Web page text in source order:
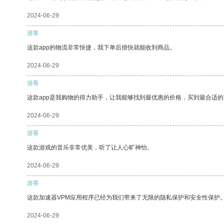
2024-06-29
游客
这款app的物流非常快捷，我下单后很快就能收到商品。
2024-06-29
游客
这款app是我购物的得力助手，让我能够找到最优惠的价格，买到最合适的
2024-06-29
游客
这款游戏的音乐非常优美，听了让人心旷神怡。
2024-06-29
游客
这款加速器VPM应用程序已经为我们带来了无限的隐私保护和安全性保护。
2024-06-29